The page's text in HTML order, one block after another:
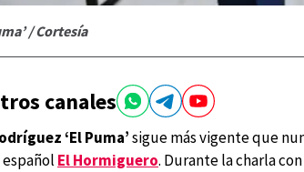
/ Cortesía
canales
‘El Puma’sigue más vigente que
El Hormiguero. Durante la charla